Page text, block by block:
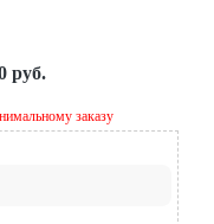
руб.
заказу